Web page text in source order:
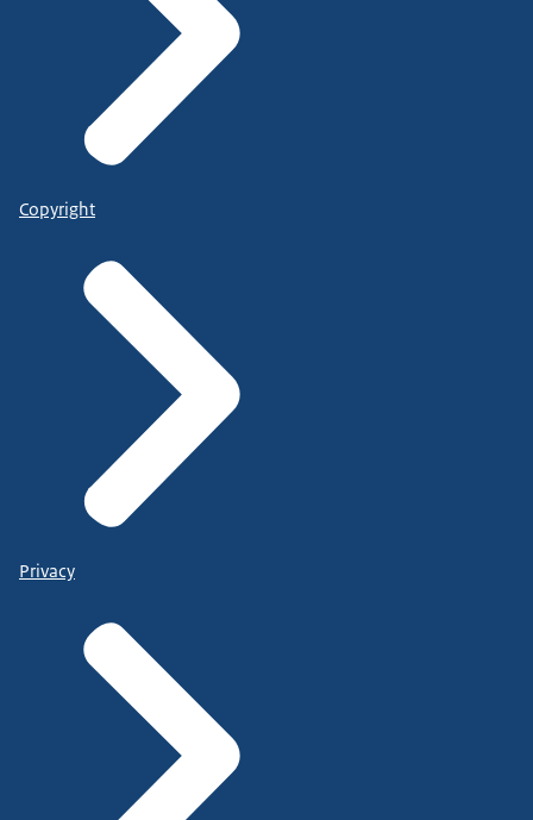
Copyright
Privacy